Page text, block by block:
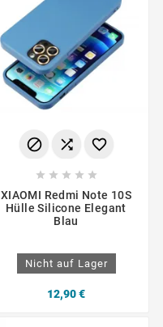
  
    
XIAOMI Redmi Note 10S
Hülle Silicone Elegant
Blau
Nicht auf Lager
12,90 €